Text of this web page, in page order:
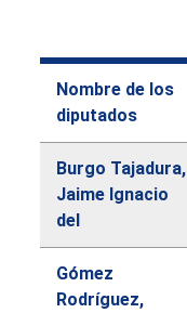
Nombre de los
diputados
Burgo Tajadura,
Jaime Ignacio
del
Gómez
Rodríguez,